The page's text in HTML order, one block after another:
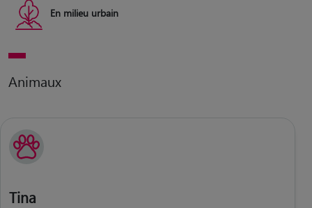
En milieu urbain
Animaux
Tina